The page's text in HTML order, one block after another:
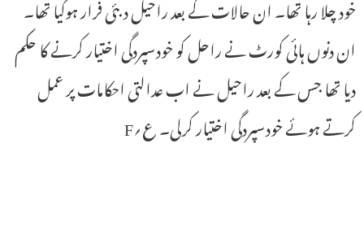
خود چلا رہا تھا۔ ان حالات کے بعد راحیل دبئی فرار ہوگیا تھا۔
ان دنوں ہائی کورٹ نے راحل کو خودسپردگی اختیار کرنے کا حکم
دیا تھا جس کے بعد راحیل نے اب عدالتی احکامات پر عمل
کرتے ہوئے خودسپردگی اختیار کرلی۔ ع؍F